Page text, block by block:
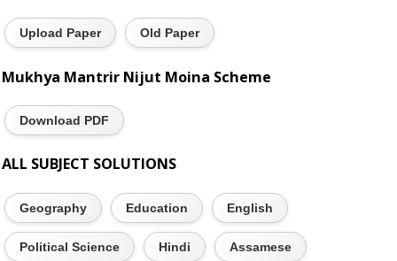
Upload Paper Old Paper
Mukhya Mantrir Nijut Moina Scheme
Download PDF
ALL SUBJECT SOLUTIONS
Geography Education English
Political Science Hindi Assamese